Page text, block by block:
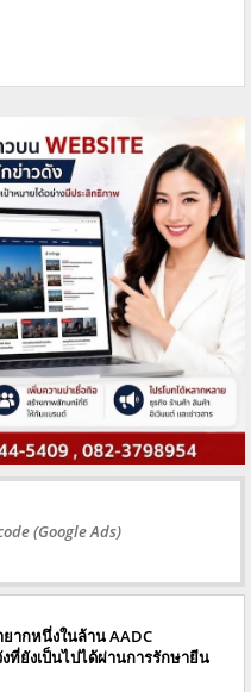
(Google Ads)
ากหนึ่งในล้าน AADC
ที่ยังเป็นไปได้ผ่านการรักษายีน